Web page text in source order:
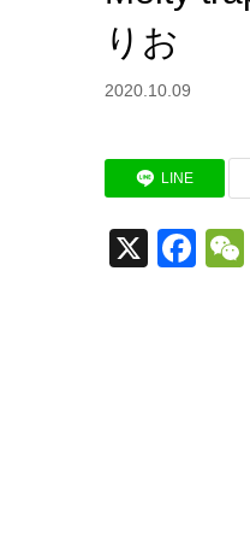
りお
2020.10.09
LINE
X